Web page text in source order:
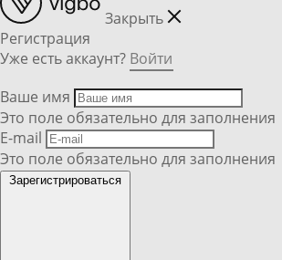
Закрыть
Регистрация
Уже есть аккаунт? Войти
Ваше имя
Это поле обязательно для заполнения
E-mail
Это поле обязательно для заполнения
Зарегистрироваться